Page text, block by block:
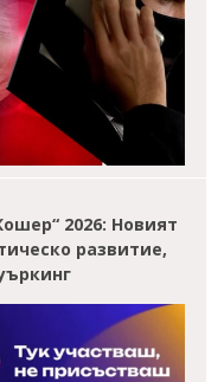
2026: Новият
развитие,